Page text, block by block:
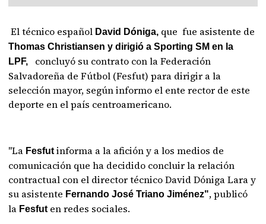
El técnico español David Dóniga, que fue asistente de
Thomas Christiansen y dirigió a Sporting SM en la
LPF,
concluyó su contrato con la Federación
Salvadoreña de Fútbol (Fesfut) para dirigir a la
selección mayor, según informo el ente rector de este
deporte en el país centroamericano.
"La Fesfutinforma a la afición y a los medios de
comunicación que ha decidido concluir la relación
contractual con el director técnico David Dóniga Lara y
su asistente Fernando José Triano Jiménez", publicó
la Fesfut en redes sociales.